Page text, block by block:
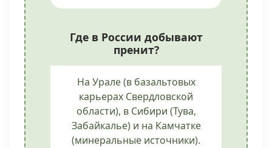
Где в России добывают
пренит?
На Урале (в базальтовых
карьерах Свердловской
области), в Сибири (Тува,
Забайкалье) и на Камчатке
(минеральные источники).